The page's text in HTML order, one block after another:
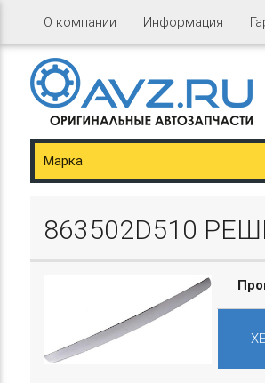
О компании Информация
Basket.php
863502D510